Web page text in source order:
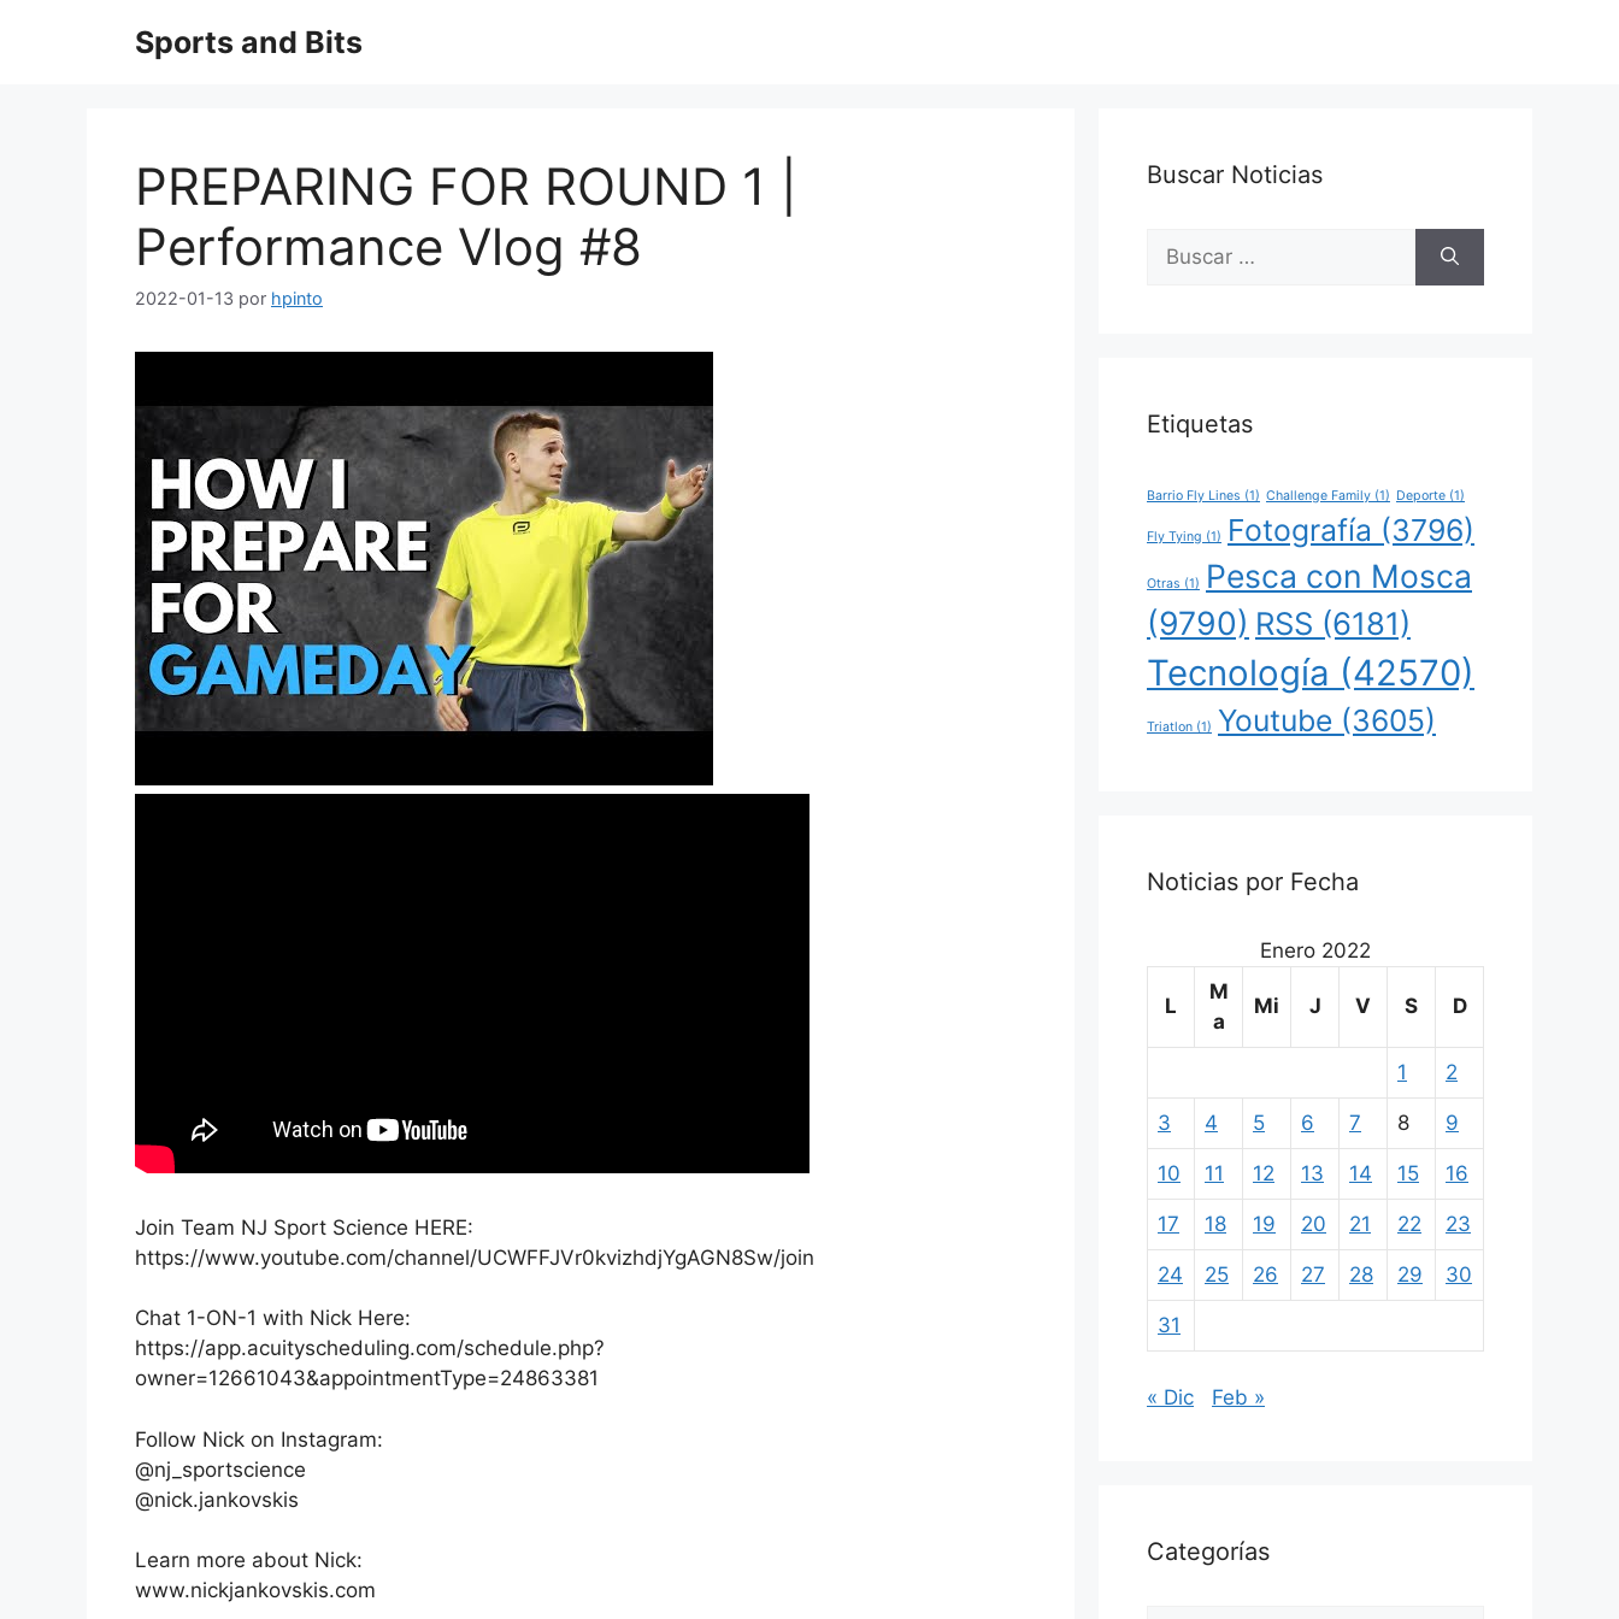
Sports and Bits
PREPARING FOR ROUND 1 |
Performance Vlog #8
2022-01-13 por hpinto
Join Team NJ Sport Science HERE:
https://www.youtube.com/channel/UCWFFJVr0kvizhdjYgAGN8Sw/join
Chat 1-ON-1 with Nick Here:
https://app.acuityscheduling.com/schedule.php?
owner=12661043&appointmentType=24863381
Follow Nick on Instagram:
@nj_sportscience
@nick.jankovskis
Learn more about Nick:
www.nickjankovskis.com
Buscar Noticias
Buscar:
Etiquetas
Barrio Fly Lines (1) Challenge Family (1) Deporte (1)
Fly Tying (1) Fotografía (3796)
Otras (1)
Pesca con Mosca
(9790) RSS (6181)
Tecnología (42570)
Triatlon (1) Youtube (3605)
Noticias por Fecha
Enero 2022
L
M
a
Mi J V S D
1 2
3 4 5 6 7 8 9
10 11 12 13 14 15 16
17 18 19 20 21 22 23
24 25 26 27 28 29 30
31
« Dic Feb »
Categorías